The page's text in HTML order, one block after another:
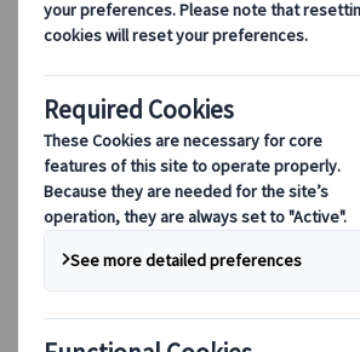
Vårt team
Bli en del av teamet vårt
Sesongbaserte reisetips
Høydepunkter fra destinasjonen
Kulturell innsikt
Kulinariske eventyr
Utforsk Japan med tog
Ofte stilte spørsmål
Viktig informasjon
Etikette i Japan
Kjøring i Japan
Booking hos oss
Japan Rail Pass
Overnatting
Online reiseråd